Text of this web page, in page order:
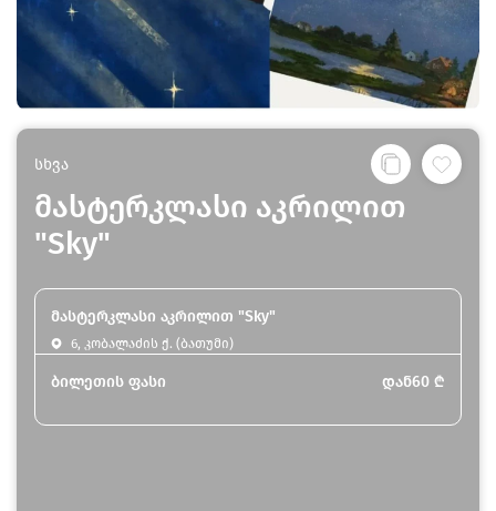
სხვა
მასტერკლასი აკრილით
"Sky"
მასტერკლასი აკრილით "Sky"
6, კობალაძის ქ. (ბათუმი)
ბილეთის ფასი დან60 ₾